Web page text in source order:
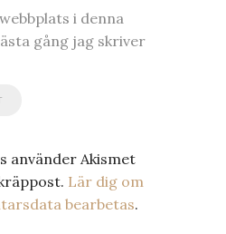
i denna
gång jag skriver
använder Akismet
Lär dig om
bearbetas.